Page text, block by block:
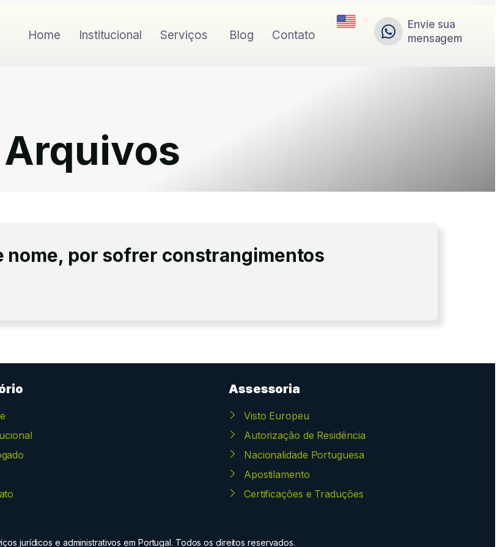
Home Institucional Serviços Blog Contato
Envie sua
mensagem
Arquivos
nome, por sofrer constrangimentos
Assessoria
Visto Europeu
Autorização de Residência
Nacionalidade Portuguesa
Apostilamento
Certificações e Traduções
jurídicos e administrativos em Portugal. Todos os direitos reservados.